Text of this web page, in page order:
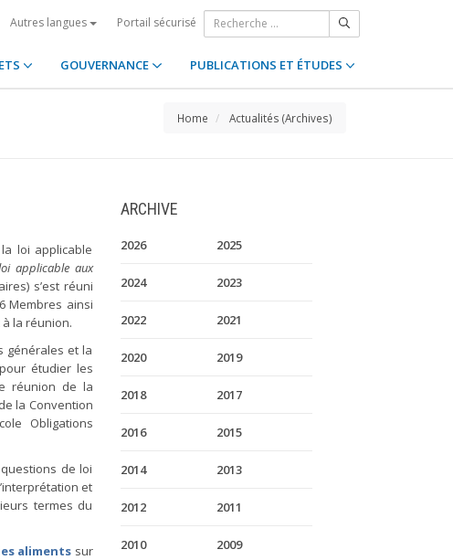
Autres langues Portail sécurisé
GOUVERNANCE PUBLICATIONS ET ÉTUDES
Home Actualités (Archives)
loi applicable
applicable aux
s’est réuni
Membres ainsi
la réunion.
générales et la
étudier les
réunion de la
la Convention
Obligations
de loi
et
termes du
aliments sur
ARCHIVE
2026 2025
2024 2023
2022 2021
2020 2019
2018 2017
2016 2015
2014 2013
2012 2011
2010 2009